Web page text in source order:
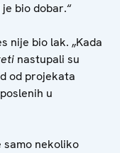
bio dobar.“
nije bio lak. „Kada
nastupali su
od projekata
u
samo nekoliko